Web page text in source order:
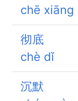
chē xiāng
彻底
chè dǐ
沉默